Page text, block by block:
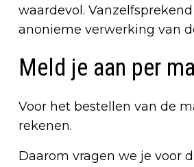
waardevol.
anonieme verwerking van
Meld je aan per
Voor het bestellen van de
rekenen.
Daarom vragen we je voor